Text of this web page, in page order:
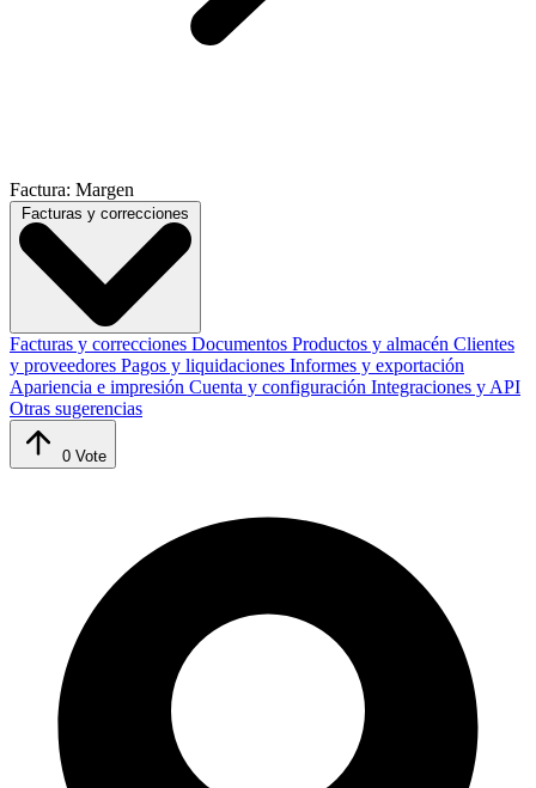
Factura: Margen
Facturas y correcciones
Facturas y correcciones Documentos Productos y almacén Clientes
y proveedores Pagos y liquidaciones Informes y exportación
Apariencia e impresión Cuenta y configuración Integraciones y API
Otras sugerencias
0 Vote